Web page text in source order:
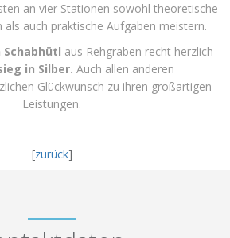
an vier Stationen sowohl theoretische
als auch praktische Aufgaben meistern.
Schabhütl aus Rehgraben recht herzlich
in Silber. Auch allen anderen
Glückwunsch zu ihren großartigen
Leistungen.
[zurück]